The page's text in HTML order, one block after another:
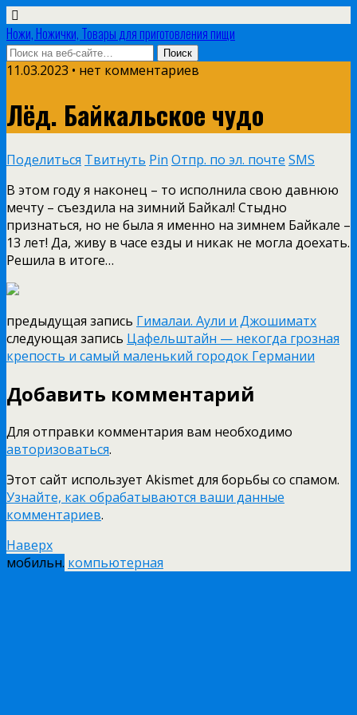
Ножи, Ножички, Товары для приготовления пищи
11.03.2023 • нет комментариев
Лёд. Байкальское чудо
Поделиться Твитнуть Pin Отпр. по эл. почте SMS
В этом году я наконец – то исполнила свою давнюю
мечту – съездила на зимний Байкал! Стыдно
признаться, но не была я именно на зимнем Байкале –
13 лет! Да, живу в часе езды и никак не могла доехать.
Решила в итоге…
предыдущая запись Гималаи. Аули и Джошиматх
следующая запись Цафельштайн — некогда грозная
крепость и самый маленький городок Германии
Добавить комментарий
Для отправки комментария вам необходимо
авторизоваться.
Этот сайт использует Akismet для борьбы со спамом.
Узнайте, как обрабатываются ваши данные
комментариев.
Наверх
мобильн. компьютерная